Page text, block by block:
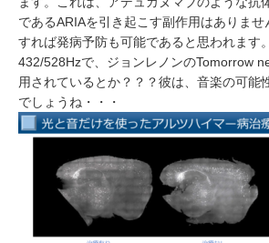
であるARIAを引き起こす副作用はありま
すれば発病予防も可能であると思われます
432/528Hzで、ジョンレノンのTomorrow
用されているとか？？？彼は、音楽の可能
でしょうね・・・